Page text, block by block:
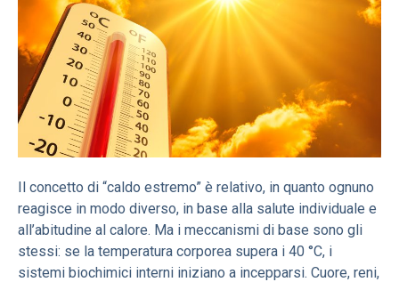
Il concetto di “caldo estremo” è relativo, in quanto ognuno
reagisce in modo diverso, in base alla salute individuale e
all’abitudine al calore. Ma i meccanismi di base sono gli
stessi: se la temperatura corporea supera i 40 °C, i
sistemi biochimici interni iniziano a incepparsi. Cuore, reni,